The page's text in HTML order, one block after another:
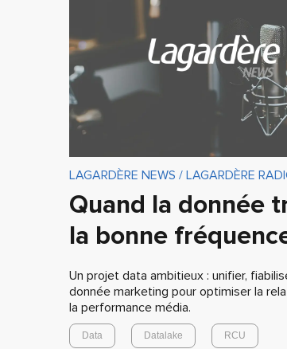
LAGARDÈRE NEWS / LAGARDÈRE
Quand la donnée
la bonne
Un projet data ambitieux : unifier,
donnée marketing pour optimiser la
la performance média.
Data Datalake RCU